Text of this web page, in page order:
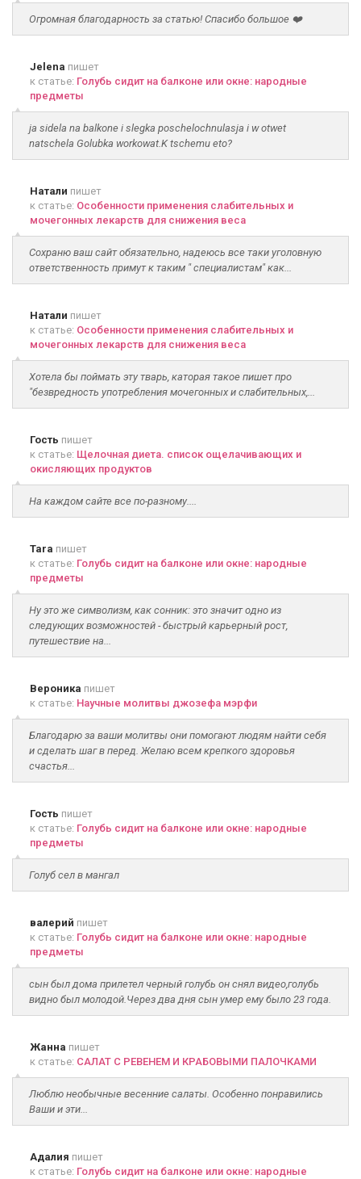
Огромная благодарность за статью! Спасибо большое ❤️
Jelena пишет
к статье: Голубь сидит на балконе или окне: народные
предметы
ja sidela na balkone i slegka poschelochnulasja i w otwet
natschela Golubka workowat.K tschemu eto?
Натали пишет
к статье: Особенности применения слабительных и
мочегонных лекарств для снижения веса
Сохраню ваш сайт обязательно, надеюсь все таки уголовную
ответственность примут к таким " специалистам" как...
Натали пишет
к статье: Особенности применения слабительных и
мочегонных лекарств для снижения веса
Хотела бы поймать эту тварь, каторая такое пишет про
"безвредность употребления мочегонных и слабительных,...
Гость пишет
к статье: Щелочная диета. список ощелачивающих и
окисляющих продуктов
На каждом сайте все по-разному....
Tara пишет
к статье: Голубь сидит на балконе или окне: народные
предметы
Ну это же символизм, как сонник: это значит одно из
следующих возможностей - быстрый карьерный рост,
путешествие на...
Вероника пишет
к статье: Научные молитвы джозефа мэрфи
Благодарю за ваши молитвы они помогают людям найти себя
и сделать шаг в перед. Желаю всем крепкого здоровья
счастья...
Гость пишет
к статье: Голубь сидит на балконе или окне: народные
предметы
Голуб сел в мангал
валерий пишет
к статье: Голубь сидит на балконе или окне: народные
предметы
сын был дома прилетел черный голубь он снял видео,голубь
видно был молодой.Через два дня сын умер ему было 23 года.
Жанна пишет
к статье: САЛАТ С РЕВЕНЕМ И КРАБОВЫМИ ПАЛОЧКАМИ
Люблю необычные весенние салаты. Особенно понравились
Ваши и эти...
Адалия пишет
к статье: Голубь сидит на балконе или окне: народные